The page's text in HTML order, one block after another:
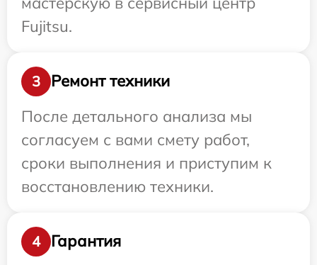
Fujitsu.
3
Ремонт техники
После детального анализа мы
согласуем с вами смету работ,
сроки выполнения и приступим к
восстановлению техники.
4
Гарантия